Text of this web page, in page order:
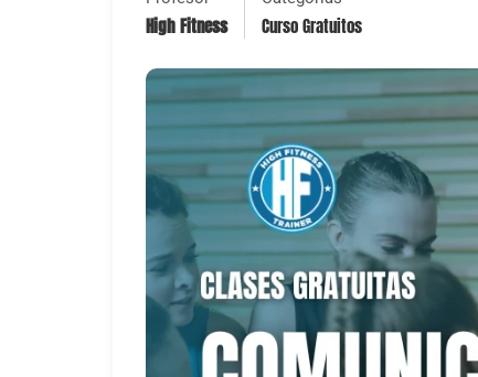
High Fitness Curso Gratuitos